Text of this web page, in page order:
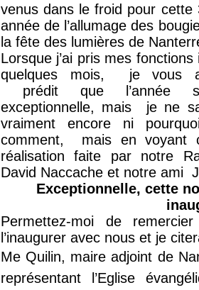
venus dans le froid pour cette
année de l’allumage des
la fête des lumières de
Lorsque j’ai pris mes fonctions
quelques mois, je vous
prédit que l’année
exceptionnelle, mais je ne
vraiment encore ni
comment, mais en voyant
réalisation faite par notre
David Naccache et notre ami
Exceptionnelle, cette
Permettez-moi de
l’inaugurer avec nous et je
Me Quilin, maire adjoint de
représentant l’Eglise